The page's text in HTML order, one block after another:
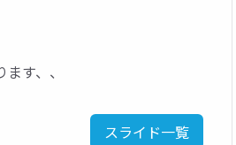
す、、
スライド一覧